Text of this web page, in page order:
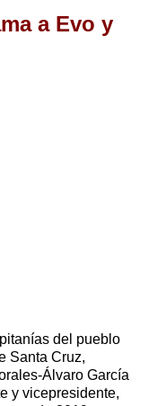
a Evo y
del pueblo
Santa Cruz,
Álvaro García
y vicepresidente,